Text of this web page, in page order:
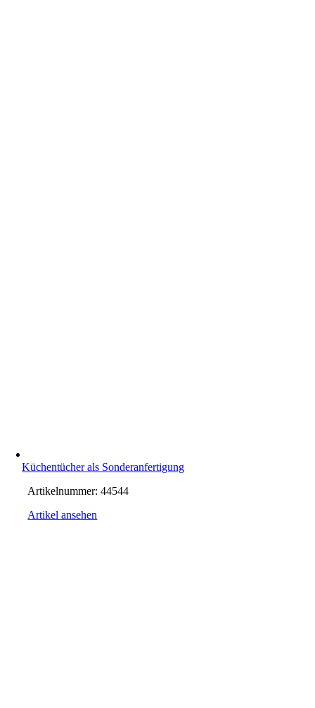
Küchentücher als Sonderanfertigung
Artikelnummer:44544
Artikel ansehen